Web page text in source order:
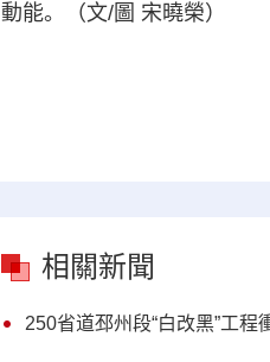
動能。（文/圖 宋曉榮）
相關新聞
250省道邳州段“白改黑”工